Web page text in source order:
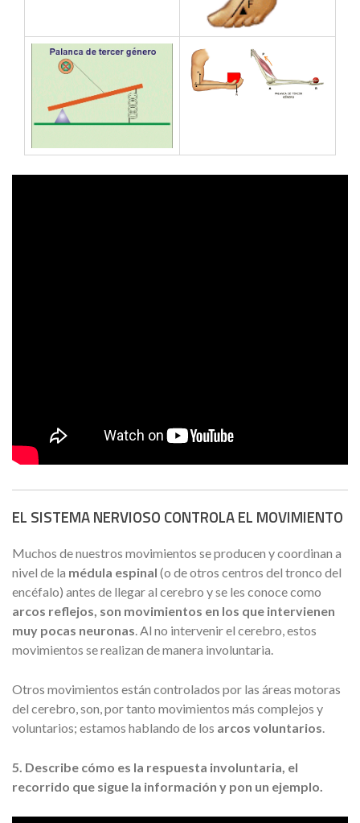
EL SISTEMA NERVIOSO CONTROLA EL MOVIMIENTO
Muchos de nuestros movimientos se producen y coordinan a
nivel de la médula espinal (o de otros centros del tronco del
encéfalo) antes de llegar al cerebro y se les conoce como
arcos reflejos, son movimientos en los que intervienen
muy pocas neuronas. Al no intervenir el cerebro, estos
movimientos se realizan de manera involuntaria.
Otros movimientos están controlados por las áreas motoras
del cerebro, son, por tanto movimientos más complejos y
voluntarios; estamos hablando de los arcos voluntarios.
5. Describe cómo es la respuesta involuntaria, el
recorrido que sigue la información y pon un ejemplo.